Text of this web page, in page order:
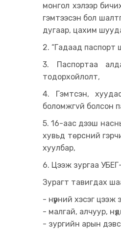
монгол хэлээр
гэмтээсэн бол
дугаар, цахим
2. “Гадаад паспорт
3. Паспортаа
тодорхойлолт,
4. Гэмтсэн,
боломжгvй болсон
5. 16-аас дээш насны
хувьд төрсний
хуулбар,
6. Цээж зургаа
Зурагт тавигдах
- нүүрний хэсэг
- малгай, алчуур,
- зургийн арын